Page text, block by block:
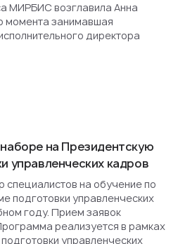
МИРБИС возглавила Анна
момента занимавшая
директора
на Президентскую
управленческих кадров
на обучение по
подготовки управленческих
году. Прием заявок
реализуется в рамках
управленческих